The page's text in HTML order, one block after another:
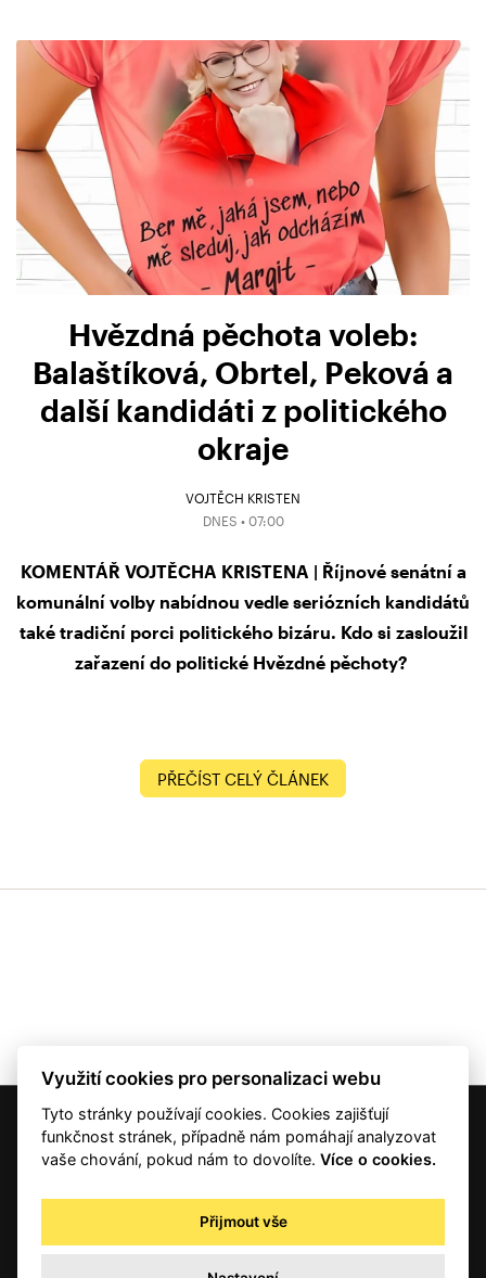
Hvězdná pěchota voleb:
Balaštíková, Obrtel, Peková a
další kandidáti z politického
okraje
VOJTĚCH KRISTEN
DNES • 07:00
KOMENTÁŘ VOJTĚCHA KRISTENA | Říjnové senátní a
komunální volby nabídnou vedle seriózních kandidátů
také tradiční porci politického bizáru. Kdo si zasloužil
zařazení do politické Hvězdné pěchoty?
PŘEČÍST CELÝ ČLÁNEK
© 2001 — 2026 Copyright CMI News a dodavatelé obsahu. |
Autorská práva
Zpracování osobních údajů - registrovaní a předplatitelé
Zpracování osobních údajů pro novinářské a další účely
Využití cookies pro personalizaci webu
Tyto stránky používají cookies. Cookies zajišťují
funkčnost stránek, případně nám pomáhají analyzovat
vaše chování, pokud nám to dovolíte.Více o cookies.
Přijmout vše